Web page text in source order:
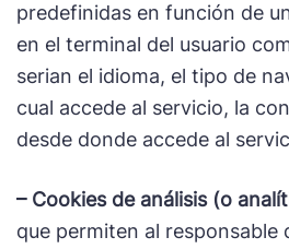
predefinidas en función de
en el terminal del usuario
serian el idioma, el tipo de
cual accede al servicio, la
desde donde accede al
– Cookies de análisis (o
que permiten al responsable